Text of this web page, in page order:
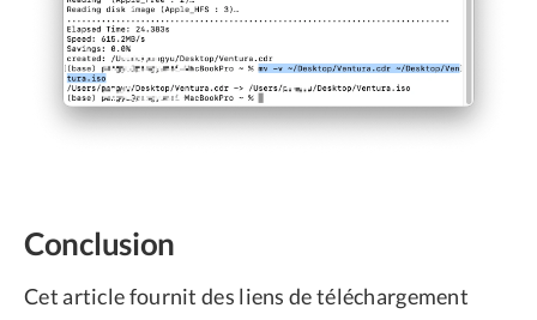
Conclusion
Cet article fournit des liens de téléchargement